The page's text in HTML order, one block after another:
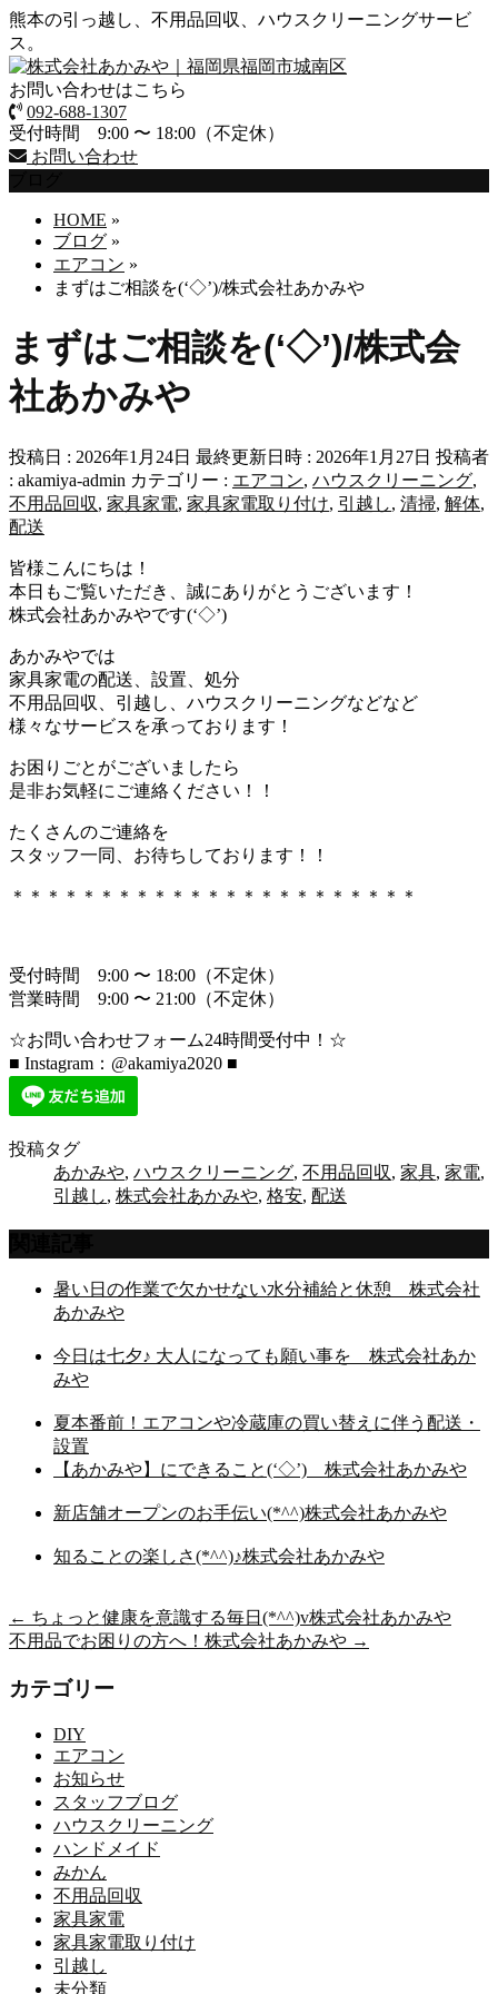
熊本の引っ越し、不用品回収、ハウスクリーニングサービ
ス。
お問い合わせはこちら
092-688-1307
受付時間 9:00 〜 18:00（不定休）
お問い合わせ
HOME »
ブログ »
エアコン »
まずはご相談を(‘◇’)/株式会社あかみや
まずはご相談を(‘◇’)/株式会
社あかみや
投稿日 : 2026年1月24日 最終更新日時 : 2026年1月27日 投稿者
: akamiya-admin カテゴリー : エアコン, ハウスクリーニング,
不用品回収, 家具家電, 家具家電取り付け, 引越し, 清掃, 解体,
配送
皆様こんにちは！
本日もご覧いただき、誠にありがとうございます！
株式会社あかみやです(‘◇’)ゞ
あかみやでは
家具家電の配送、設置、処分
不用品回収、引越し、ハウスクリーニングなどなど
様々なサービスを承っております！
お困りごとがございましたら
是非お気軽にご連絡ください！！
たくさんのご連絡を
スタッフ一同、お待ちしております！！
＊＊＊＊＊＊＊＊＊＊＊＊＊＊＊＊＊＊＊＊＊＊＊
受付時間 9:00 〜 18:00（不定休）
営業時間 9:00 〜 21:00（不定休）
☆お問い合わせフォーム24時間受付中！☆
■ Instagram：@akamiya2020 ■
投稿タグ
あかみや, ハウスクリーニング, 不用品回収, 家具, 家電,
引越し, 株式会社あかみや, 格安, 配送
暑い日の作業で欠かせない水分補給と休憩 株式会社
あかみや
今日は七夕♪ 大人になっても願い事を 株式会社あか
みや
夏本番前！エアコンや冷蔵庫の買い替えに伴う配送・
設置
【あかみや】にできること(‘◇’)ゞ株式会社あかみや
新店舗オープンのお手伝い(*^^)株式会社あかみや
知ることの楽しさ(*^^)♪株式会社あかみや
← ちょっと健康を意識する毎日(*^^)v株式会社あかみや
不用品でお困りの方へ！株式会社あかみや →
カテゴリー
DIY
エアコン
お知らせ
スタッフブログ
ハウスクリーニング
ハンドメイド
みかん
不用品回収
家具家電
家具家電取り付け
引越し
未分類